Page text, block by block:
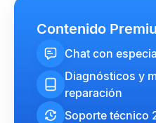
Contenido
Chat con
Diagnósticos y
reparación
Soporte técnico